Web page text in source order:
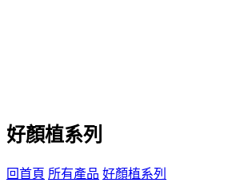
好顏植系列
回首頁 所有產品 好顏植系列